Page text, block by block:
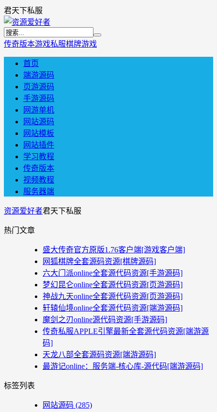
君天下私服
传奇版本游戏私服棋牌游戏
首页
端游源码
页游源码
手游源码
网游单机
网站源码
网站模板
网站插件
学习教程
传奇版本
视频教程
服务器端
资源爱好者君天下私服
热门文章
盛大传奇官方原版1.76客户端[游戏客户端]
网狐棋牌全套源码资源[棋牌源码]
六大门派online全套源代码资源[手游源码]
梦幻昆仑online全套源代码资源[页游源码]
神战九天online全套源代码资源[页游源码]
轩辕仙境online全套源代码资源[端游源码]
魔剑之刃online源代码资源[手游源码]
传奇私服APPLE引擎最新全套源代码资源[端游源
码]
天龙八部全套源码资源[端游源码]
最游记online：服务端-核心库-源代码[端游源码]
标签列表
网站源码 (285)